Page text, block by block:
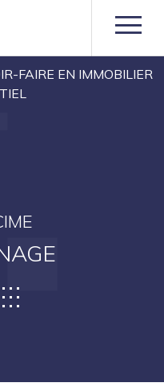
FAIRE EN IMMOBILIER